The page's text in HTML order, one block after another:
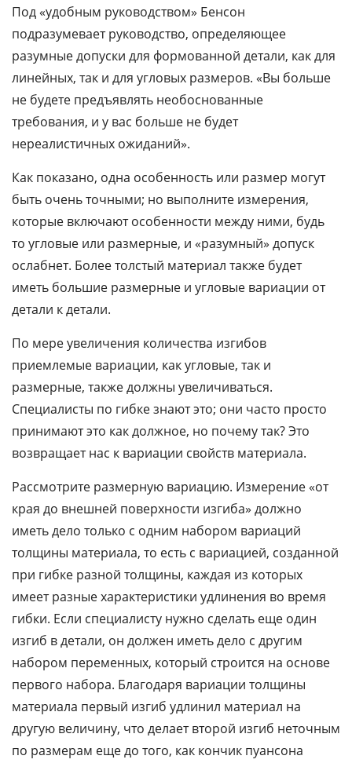
Под «удобным руководством» Бенсон
подразумевает руководство, определяющее
разумные допуски для формованной детали, как для
линейных, так и для угловых размеров. «Вы больше
не будете предъявлять необоснованные
требования, и у вас больше не будет
нереалистичных ожиданий».
Как показано, одна особенность или размер могут
быть очень точными; но выполните измерения,
которые включают особенности между ними, будь
то угловые или размерные, и «разумный» допуск
ослабнет. Более толстый материал также будет
иметь большие размерные и угловые вариации от
детали к детали.
По мере увеличения количества изгибов
приемлемые вариации, как угловые, так и
размерные, также должны увеличиваться.
Специалисты по гибке знают это; они часто просто
принимают это как должное, но почему так? Это
возвращает нас к вариации свойств материала.
Рассмотрите размерную вариацию. Измерение «от
края до внешней поверхности изгиба» должно
иметь дело только с одним набором вариаций
толщины материала, то есть с вариацией, созданной
при гибке разной толщины, каждая из которых
имеет разные характеристики удлинения во время
гибки. Если специалисту нужно сделать еще один
изгиб в детали, он должен иметь дело с другим
набором переменных, который строится на основе
первого набора. Благодаря вариации толщины
материала первый изгиб удлинил материал на
другую величину, что делает второй изгиб неточным
по размерам еще до того, как кончик пуансона